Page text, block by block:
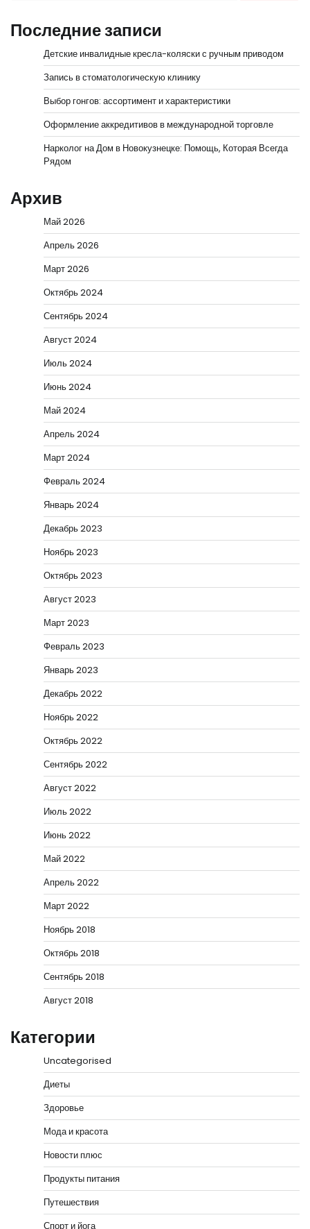
Последние записи
Детские инвалидные кресла-коляски с ручным приводом
Запись в стоматологическую клинику
Выбор гонгов: ассортимент и характеристики
Оформление аккредитивов в международной торговле
Нарколог на Дом в Новокузнецке: Помощь, Которая Всегда
Рядом
Архив
Май 2026
Апрель 2026
Март 2026
Октябрь 2024
Сентябрь 2024
Август 2024
Июль 2024
Июнь 2024
Май 2024
Апрель 2024
Март 2024
Февраль 2024
Январь 2024
Декабрь 2023
Ноябрь 2023
Октябрь 2023
Август 2023
Март 2023
Февраль 2023
Январь 2023
Декабрь 2022
Ноябрь 2022
Октябрь 2022
Сентябрь 2022
Август 2022
Июль 2022
Июнь 2022
Май 2022
Апрель 2022
Март 2022
Ноябрь 2018
Октябрь 2018
Сентябрь 2018
Август 2018
Категории
Uncategorised
Диеты
Здоровье
Мода и красота
Новости плюс
Продукты питания
Путешествия
Спорт и йога